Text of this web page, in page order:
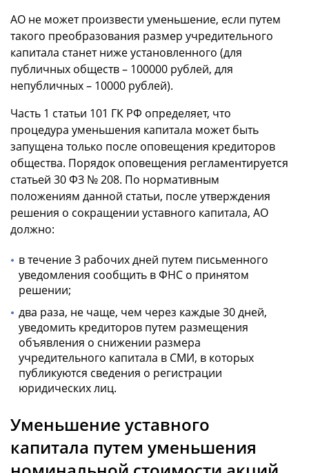
АО не может произвести уменьшение, если путем
такого преобразования размер учредительного
капитала станет ниже установленного (для
публичных обществ – 100000 рублей, для
непубличных – 10000 рублей).
Часть 1 статьи 101 ГК РФ определяет, что
процедура уменьшения капитала может быть
запущена только после оповещения кредиторов
общества. Порядок оповещения регламентируется
статьей 30 ФЗ № 208. По нормативным
положениям данной статьи, после утверждения
решения о сокращении уставного капитала, АО
должно:
в течение 3 рабочих дней путем письменного
уведомления сообщить в ФНС о принятом
решении;
два раза, не чаще, чем через каждые 30 дней,
уведомить кредиторов путем размещения
объявления о снижении размера
учредительного капитала в СМИ, в которых
публикуются сведения о регистрации
юридических лиц.
Уменьшение уставного
капитала путем уменьшения